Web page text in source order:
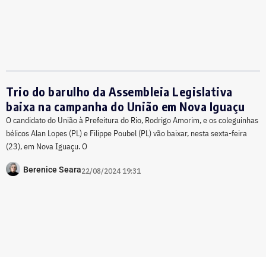
Trio do barulho da Assembleia Legislativa
baixa na campanha do União em Nova Iguaçu
O candidato do União à Prefeitura do Rio, Rodrigo Amorim, e os coleguinhas
bélicos Alan Lopes (PL) e Filippe Poubel (PL) vão baixar, nesta sexta-feira
(23), em Nova Iguaçu. O
Berenice Seara22/08/2024 19:31